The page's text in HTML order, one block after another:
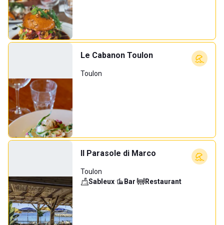
Le Cabanon Toulon
Toulon
Il Parasole di Marco
Toulon
Sableux· Bar· Restaurant